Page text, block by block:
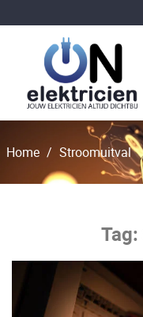
Home / Stroomuitval
Tag: